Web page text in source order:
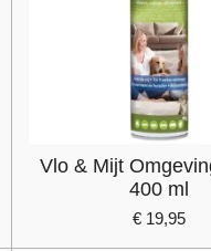
Vlo & Mijt
400 ml
€ 19,95